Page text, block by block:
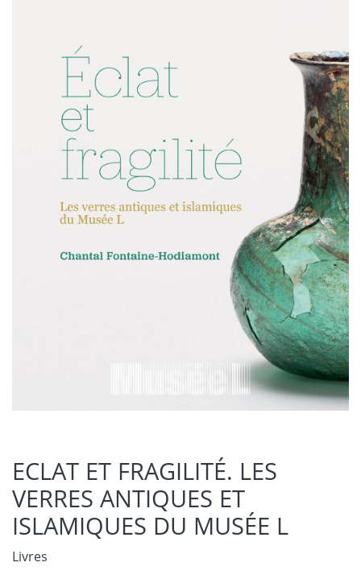
ECLAT ET FRAGILITÉ. LES
VERRES ANTIQUES ET
ISLAMIQUES DU MUSÉE L
Livres